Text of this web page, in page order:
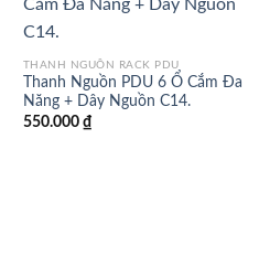
THANH NGUỒN RACK PDU
Thanh Nguồn PDU 6 Ổ Cắm Đa
Năng + Dây Nguồn C14.
550.000 ₫